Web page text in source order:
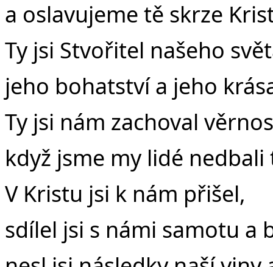
a oslavujeme tě skrze
Ty jsi Stvořitel našeho
jeho bohatství a jeho
Ty jsi nám zachoval
když jsme my lidé
V Kristu jsi k nám přišel,
sdílel jsi s námi samotu a